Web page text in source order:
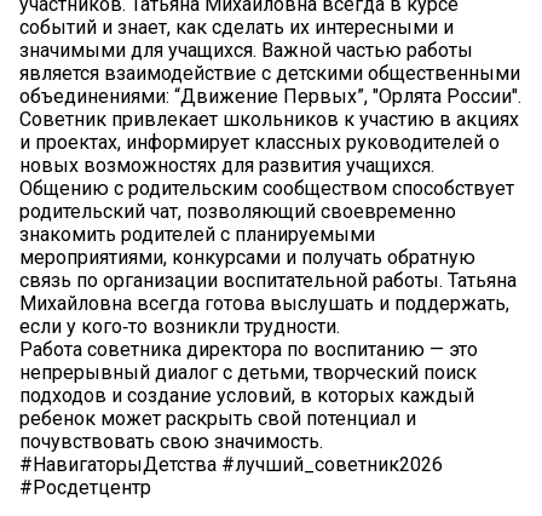
событий и знает, как сделать их интересными и
значимыми для учащихся. Важной частью работы
является взаимодействие с детскими общественными
объединениями: “Движение Первых”, "Орлята России".
Советник привлекает школьников к участию в акциях
и проектах, информирует классных руководителей о
новых возможностях для развития учащихся.
Общению с родительским сообществом способствует
родительский чат, позволяющий своевременно
знакомить родителей с планируемыми
мероприятиями, конкурсами и получать обратную
связь по организации воспитательной работы. Татьяна
Михайловна всегда готова выслушать и поддержать,
если у кого‑то возникли трудности.
Работа советника директора по воспитанию — это
непрерывный диалог с детьми, творческий поиск
подходов и создание условий, в которых каждый
ребенок может раскрыть свой потенциал и
почувствовать свою значимость.
#НавигаторыДетства #лучший_советник2026
#Росдетцентр